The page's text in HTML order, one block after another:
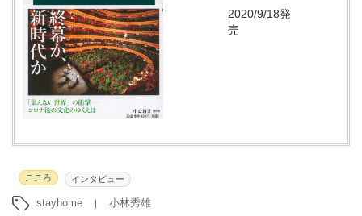
2020/9/18発
売
こころ インタビュー
stayhome 小林秀雄